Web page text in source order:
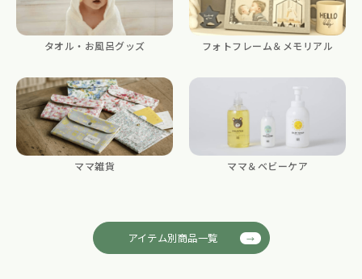
タオル・お風呂グッズ フォトフレーム＆メモリアル
ママ雑貨 ママ＆ベビーケア
アイテム別商品一覧